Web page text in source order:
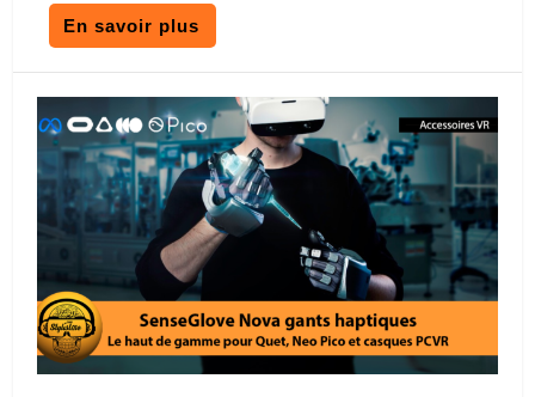
En savoir plus